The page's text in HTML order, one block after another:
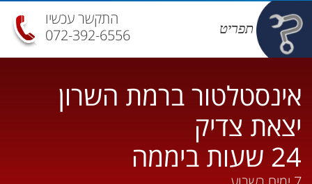
התקשר עכשיו
072-392-6556
תפריט
אינסטלטור ברמת השרון
יצאת צדיק
24 שעות ביממה